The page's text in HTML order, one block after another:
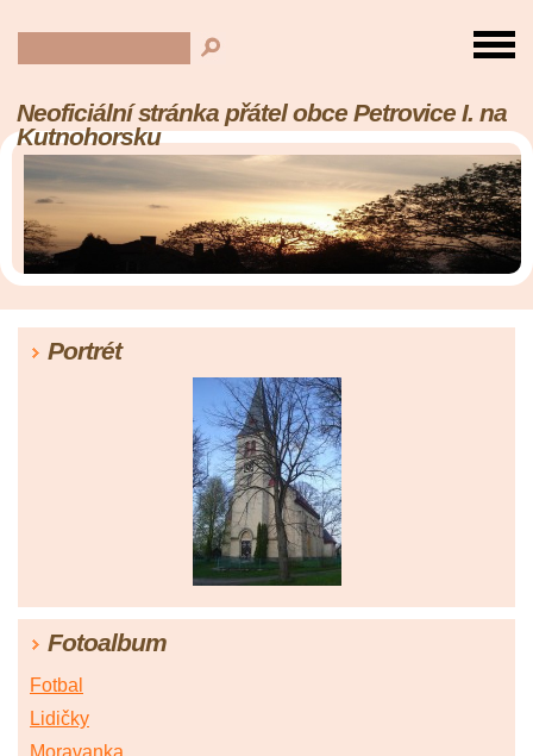
Neoficiální stránka přátel obce Petrovice I. na
Kutnohorsku
Portrét
Fotoalbum
Fotbal
Lidičky